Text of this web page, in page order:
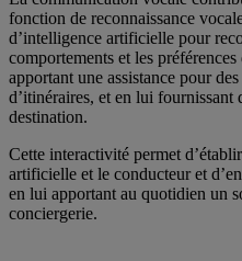
fonction de reconnaissance
d’intelligence artificielle pour
comportements et les
apportant une assistance pour
d’itinéraires, et en lui fournissant
destination.
Cette interactivité permet
artificielle et le conducteur et
en lui apportant au quotidien un
conciergerie.